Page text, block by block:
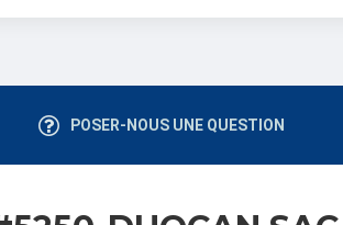
POSER-NOUS UNE QUESTION